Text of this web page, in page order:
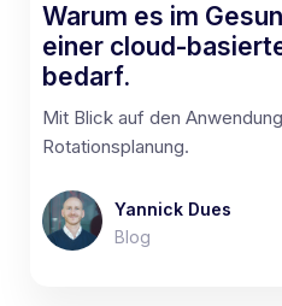
Warum es im
einer cloud-
bedarf.
Mit Blick auf den
Rotationsplanung.
Yannick Dues
Blog